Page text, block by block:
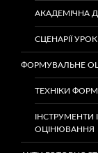
АКАДЕМІЧНА
СЦЕНАРІЇ
ФОРМУВАЛЬНЕ
ТЕХНІКИ
ІНСТРУМЕНТИ
ОЦІНЮВАННЯ